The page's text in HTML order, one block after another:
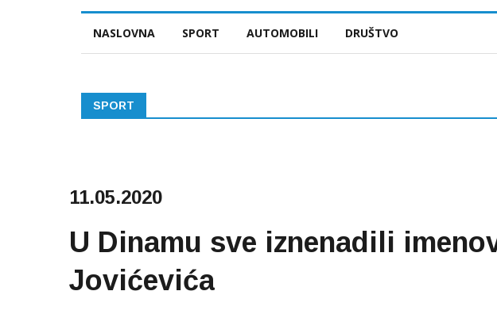
NASLOVNA SPORT AUTOMOBILI DRUŠTVO
SPORT
11.05.2020
U Dinamu sve iznenadili
Jovićevića